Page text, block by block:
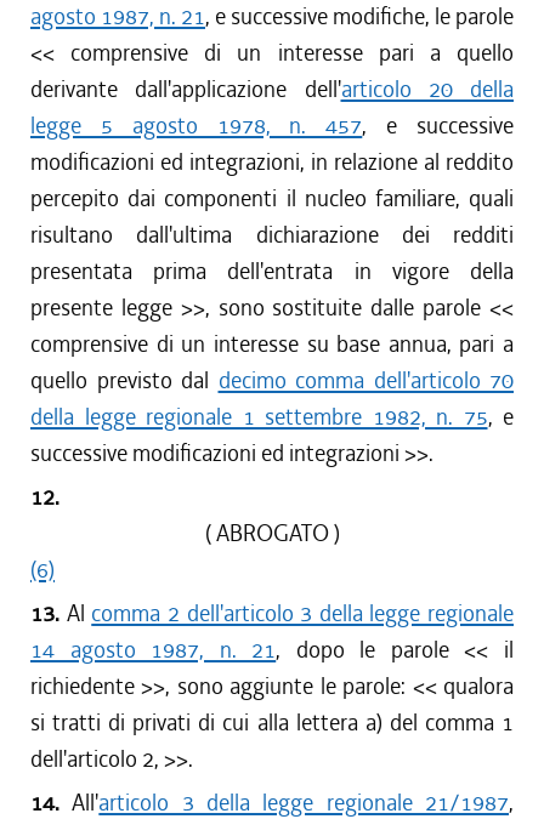
agosto 1987, n. 21, e successive modifiche, le parole
<< comprensive di un interesse pari a quello
derivante dall'applicazione dell'articolo 20 della
legge 5 agosto 1978, n. 457, e successive
modificazioni ed integrazioni, in relazione al reddito
percepito dai componenti il nucleo familiare, quali
risultano dall'ultima dichiarazione dei redditi
presentata prima dell'entrata in vigore della
presente legge >>, sono sostituite dalle parole <<
comprensive di un interesse su base annua, pari a
quello previsto dal decimo comma dell'articolo 70
della legge regionale 1 settembre 1982, n. 75, e
successive modificazioni ed integrazioni >>.
12.
( ABROGATO )
(6)
13. Al comma 2 dell'articolo 3 della legge regionale
14 agosto 1987, n. 21, dopo le parole << il
richiedente >>, sono aggiunte le parole: << qualora
si tratti di privati di cui alla lettera a) del comma 1
dell'articolo 2, >>.
14. All'articolo 3 della legge regionale 21/1987,